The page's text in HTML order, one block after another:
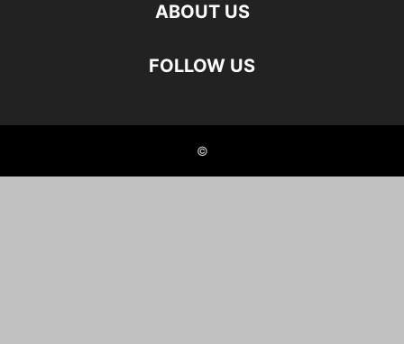
ABOUT US
FOLLOW US
©